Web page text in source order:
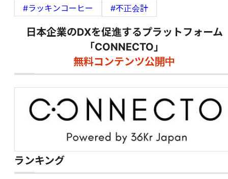
#ラッキンコーヒー
#不正会計
日本企業のDXを促進するプラットフォーム
「CONNECTO」
無料コンテンツ公開中
ランキング